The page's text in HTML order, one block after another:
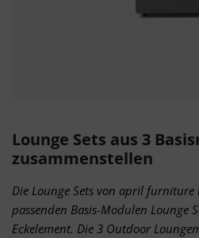
Lounge Sets aus 3
zusammenstellen
Die Lounge Sets von april furniture
passenden Basis-Modulen Lounge
Eckelement. Die 3 Outdoor